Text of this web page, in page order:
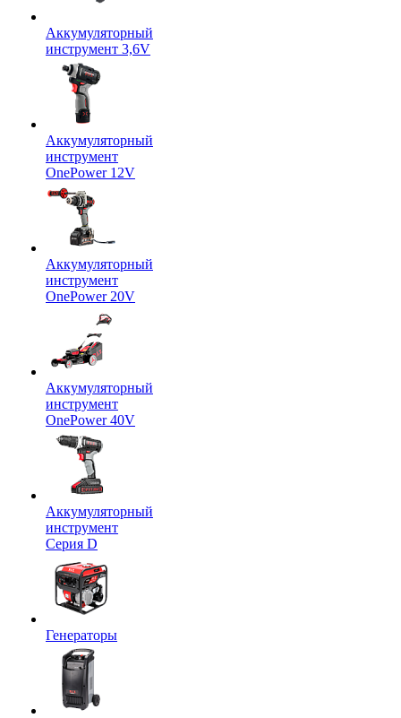
Аккумуляторный
инструмент 3,6V
Аккумуляторный
инструмент
OnePower 12V
Аккумуляторный
инструмент
OnePower 20V
Аккумуляторный
инструмент
OnePower 40V
Аккумуляторный
инструмент
Серия D
Генераторы